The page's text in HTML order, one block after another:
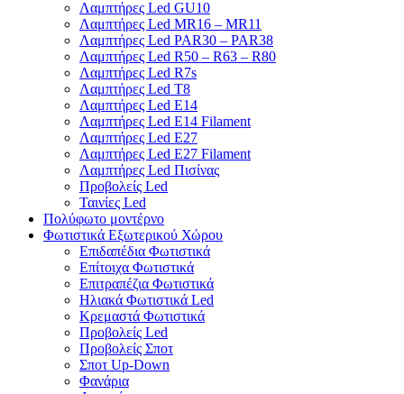
Λαμπτήρες Led GU10
Λαμπτήρες Led MR16 – MR11
Λαμπτήρες Led PAR30 – PAR38
Λαμπτήρες Led R50 – R63 – R80
Λαμπτήρες Led R7s
Λαμπτήρες Led T8
Λαμπτήρες Led Ε14
Λαμπτήρες Led Ε14 Filament
Λαμπτήρες Led Ε27
Λαμπτήρες Led Ε27 Filament
Λαμπτήρες Led Πισίνας
Προβολείς Led
Ταινίες Led
Πολύφωτο μοντέρνο
Φωτιστικά Εξωτερικού Χώρου
Επιδαπέδια Φωτιστικά
Επίτοιχα Φωτιστικά
Επιτραπέζια Φωτιστικά
Ηλιακά Φωτιστικά Led
Κρεμαστά Φωτιστικά
Προβολείς Led
Προβολείς Σποτ
Σποτ Up-Down
Φανάρια